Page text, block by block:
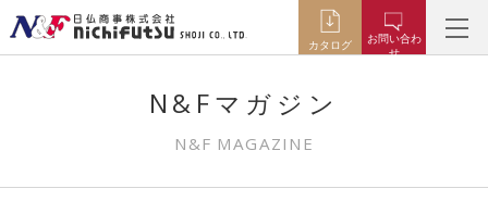
カタログ
お問い合わ
せ
N&Fマガジン
N&F MAGAZINE